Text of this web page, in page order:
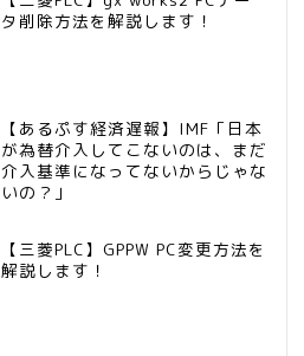
タ削除方法を解説します！
【あるぷす経済遅報】IMF「日本
が為替介入してこないのは、まだ
介入基準になってないからじゃな
いの？」
【三菱PLC】GPPW PC変更方法を
解説します！